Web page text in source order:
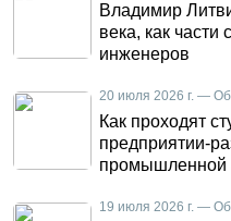
Владимир
века, как
инженеров
20 июля 2026 г. —
Как проходят
предприятии-
промышленной
19 июля 2026 г. —